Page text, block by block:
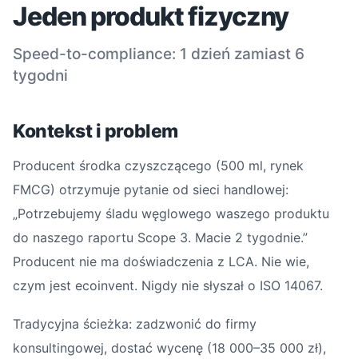
Jeden produkt fizyczny
Speed-to-compliance: 1 dzień zamiast 6
tygodni
Kontekst i problem
Producent środka czyszczącego (500 ml, rynek
FMCG) otrzymuje pytanie od sieci handlowej:
„Potrzebujemy śladu węglowego waszego produktu
do naszego raportu Scope 3. Macie 2 tygodnie.”
Producent nie ma doświadczenia z LCA. Nie wie,
czym jest ecoinvent. Nigdy nie słyszał o ISO 14067.
Tradycyjna ścieżka: zadzwonić do firmy
konsultingowej, dostać wycenę (18 000–35 000 zł),